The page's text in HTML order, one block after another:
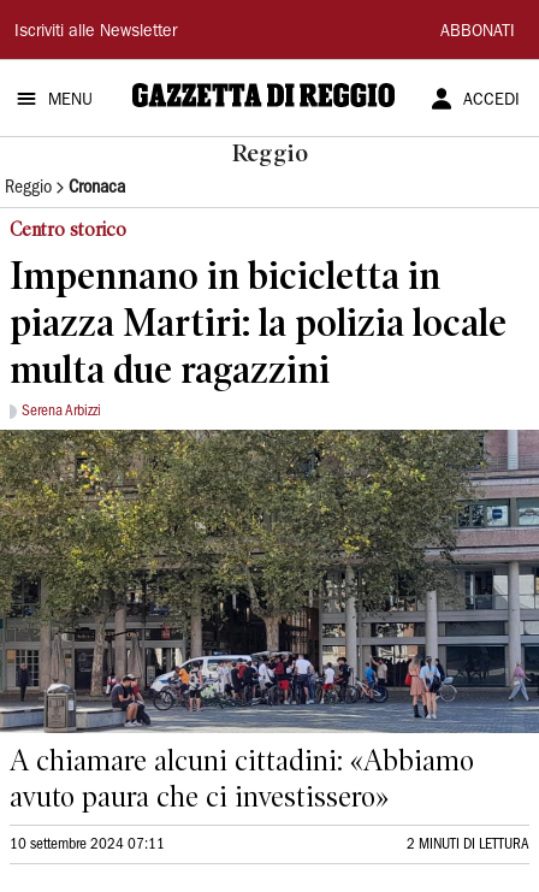
Gazzetta
di
Reggio
Iscriviti alle Newsletter ABBONATI
MENU ACCEDI
Reggio
Reggio Cronaca
Centro storico
Impennano in bicicletta in
piazza Martiri: la polizia locale
multa due ragazzini
Serena Arbizzi
A chiamare alcuni cittadini: «Abbiamo
avuto paura che ci investissero»
10 settembre 2024 07:11 2 MINUTI DI LETTURA